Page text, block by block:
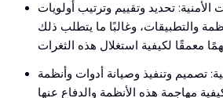
الأمنية: تحديد وتقييم وترتيب أولويات
والتطبيقات، وغالبًا ما يتطلب ذلك
تصميم وتنفيذ وصيانة أدوات وأنظمة